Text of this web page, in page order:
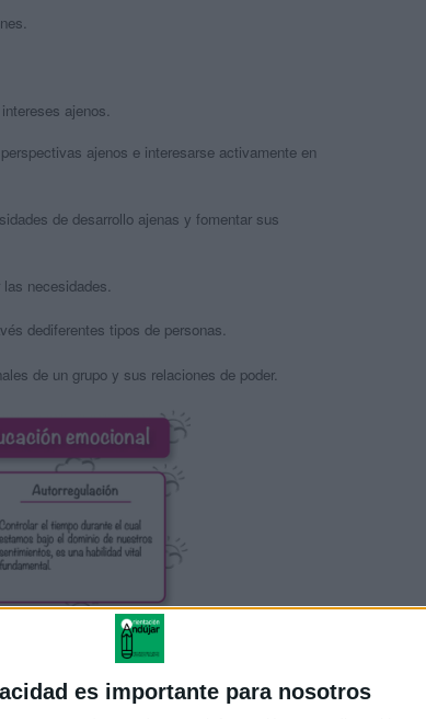
es importante para nosotros
ajenos.
ajenos e interesarse activamente en
de desarrollo ajenas y fomentar sus
necesidades.
dediferentes tipos de personas.
de un grupo y sus relaciones de poder.